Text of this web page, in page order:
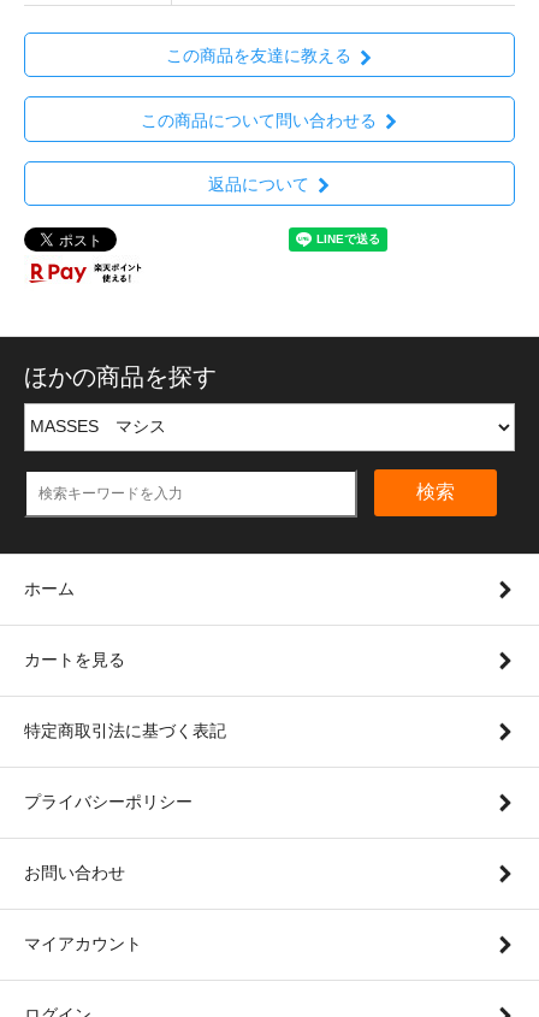
この商品を友達に教える
この商品について問い合わせる
返品について
ほかの商品を探す
検索
ホーム
カートを見る
特定商取引法に基づく表記
プライバシーポリシー
お問い合わせ
マイアカウント